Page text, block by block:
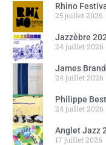
Rhino
25 juillet 2026
Jazzèbre
24 juillet 2026
James
24 juillet 2026
Philippe
24 juillet 2026
Anglet Jazz
17 juillet 2026